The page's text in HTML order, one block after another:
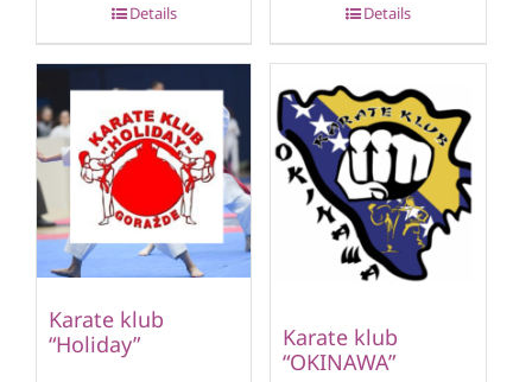
Details Details
Karate klub
“Holiday”
Karate klub
“OKINAWA”